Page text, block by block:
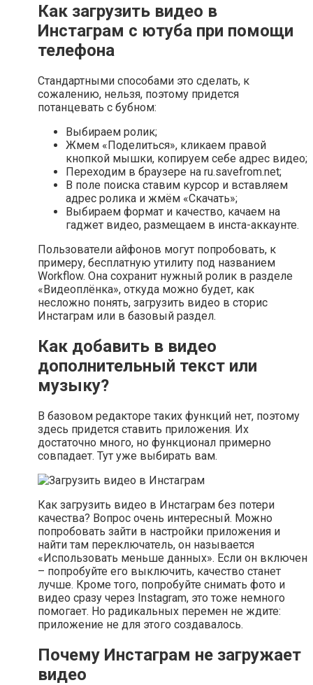
Как загрузить видео в
Инстаграм с ютуба при помощи
телефона
Стандартными способами это сделать, к
сожалению, нельзя, поэтому придется
потанцевать с бубном:
Выбираем ролик;
Жмем «Поделиться», кликаем правой
кнопкой мышки, копируем себе адрес видео;
Переходим в браузере на ru.savefrom.net;
В поле поиска ставим курсор и вставляем
адрес ролика и жмём «Скачать»;
Выбираем формат и качество, качаем на
гаджет видео, размещаем в инста-аккаунте.
Пользователи айфонов могут попробовать, к
примеру, бесплатную утилиту под названием
Workflow. Она сохранит нужный ролик в разделе
«Видеоплёнка», откуда можно будет, как
несложно понять, загрузить видео в сторис
Инстаграм или в базовый раздел.
Как добавить в видео
дополнительный текст или
музыку?
В базовом редакторе таких функций нет, поэтому
здесь придется ставить приложения. Их
достаточно много, но функционал примерно
совпадает. Тут уже выбирать вам.
Как загрузить видео в Инстаграм без потери
качества? Вопрос очень интересный. Можно
попробовать зайти в настройки приложения и
найти там переключатель, он называется
«Использовать меньше данных». Если он включен
– попробуйте его выключить, качество станет
лучше. Кроме того, попробуйте снимать фото и
видео сразу через Instagram, это тоже немного
помогает. Но радикальных перемен не ждите:
приложение не для этого создавалось.
Почему Инстаграм не загружает
видео